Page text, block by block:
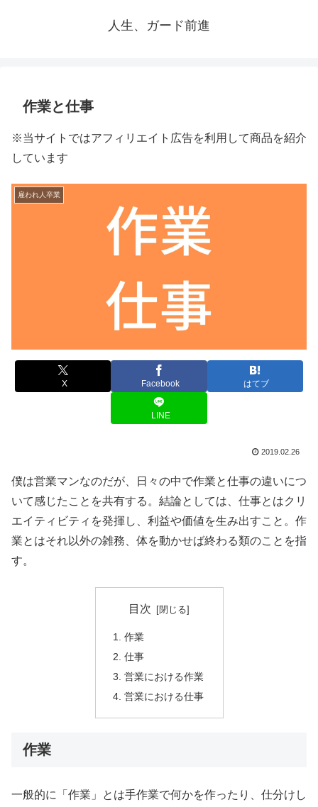
人生、ガード前進
作業と仕事
※当サイトではアフィリエイト広告を利用して商品を紹介
しています
雇われ人卒業
X Facebook はてブ
LINE
2019.02.26
僕は営業マンなのだが、日々の中で作業と仕事の違いにつ
いて感じたことを共有する。結論としては、仕事とはクリ
エイティビティを発揮し、利益や価値を生み出すこと。作
業とはそれ以外の雑務、体を動かせば終わる類のことを指
す。
目次
作業
仕事
営業における作業
営業における仕事
作業
一般的に「作業」とは手作業で何かを作ったり、仕分けし